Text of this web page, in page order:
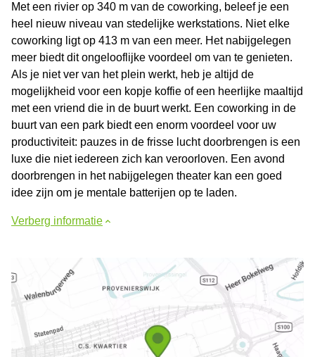
Met een rivier op 340 m van de coworking, beleef je een
heel nieuw niveau van stedelijke werkstations. Niet elke
coworking ligt op 413 m van een meer. Het nabijgelegen
meer biedt dit ongelooflijke voordeel om van te genieten.
Als je niet ver van het plein werkt, heb je altijd de
mogelijkheid voor een kopje koffie of een heerlijke maaltijd
met een vriend die in de buurt werkt. Een coworking in de
buurt van een park biedt een enorm voordeel voor uw
productiviteit: pauzes in de frisse lucht doorbrengen is een
luxe die niet iedereen zich kan veroorloven. Een avond
doorbrengen in het nabijgelegen theater kan een goed
idee zijn om je mentale batterijen op te laden.
Verberg informatie